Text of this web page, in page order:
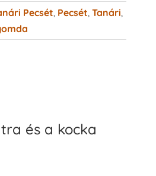
Pecsét Pecsét Tanári
és a kocka